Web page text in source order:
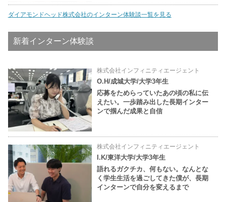
ダイアモンドヘッド株式会社のインターン体験談一覧を見る
新着インターン体験談
株式会社インフィニティエージェント
O.H/成城大学/大学3年生
応募をためらっていたあの頃の私に伝
えたい。一歩踏み出した長期インター
ンで掴んだ成果と自信
株式会社インフィニティエージェント
I.K/東洋大学/大学3年生
語れるガクチカ、何もない。なんとな
く学生生活を過ごしてきた僕が、長期
インターンで自分を変えるまで